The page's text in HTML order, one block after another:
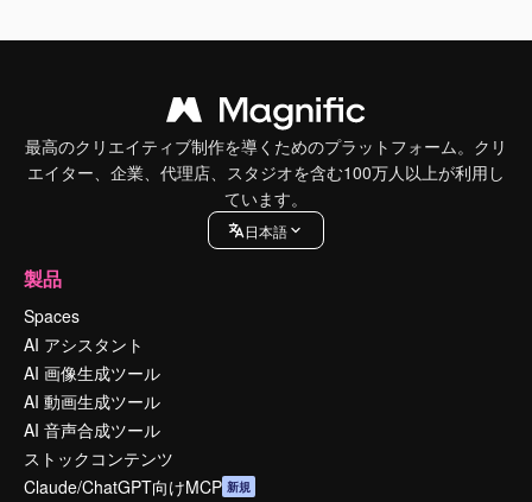
最高のクリエイティブ制作を導くためのプラットフォーム。クリ
エイター、企業、代理店、スタジオを含む100万人以上が利用し
ています。
日本語
製品
Spaces
AI アシスタント
AI 画像生成ツール
AI 動画生成ツール
AI 音声合成ツール
ストックコンテンツ
Claude/ChatGPT向けMCP 新規